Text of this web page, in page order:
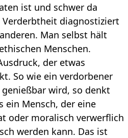
ist und schwer da
diagnostiziert
Man selbst hält
Menschen.
der etwas
So wie ein verdorbener
wird, so denkt
ein Mensch, der eine
oder moralisch verwerflich
werden kann. Das ist